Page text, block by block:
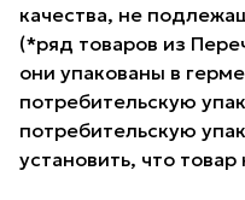
качества, не
(*ряд товаров из
они упакованы в
потребительскую
потребительскую
установить, что